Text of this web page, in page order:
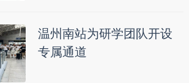
温州南站为研学团队开设
专属通道